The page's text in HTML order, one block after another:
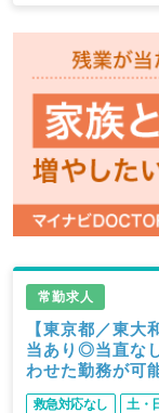
求人内容の詳細
常勤求人
【東京都／東
当あり◎当直な
わせた勤務が可
析科／常勤）
救急対応なし 土・